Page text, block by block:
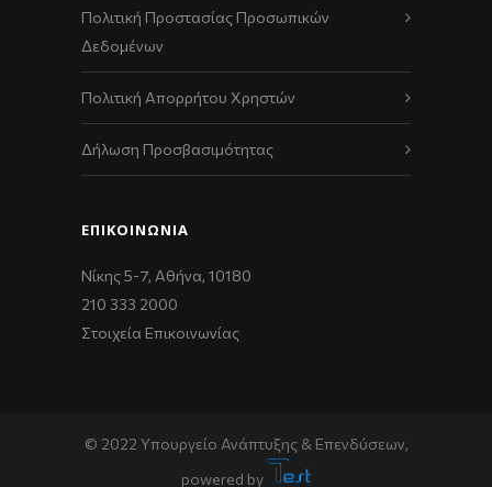
Πολιτική Προστασίας Προσωπικών
Δεδομένων
Πολιτική Απορρήτου Χρηστών
Δήλωση Προσβασιμότητας
ΕΠΙΚΟΙΝΩΝΊΑ
Νίκης 5-7, Αθήνα, 10180
210 333 2000
Στοιχεία Επικοινωνίας
© 2022 Υπουργείο Ανάπτυξης & Επενδύσεων,
powered by